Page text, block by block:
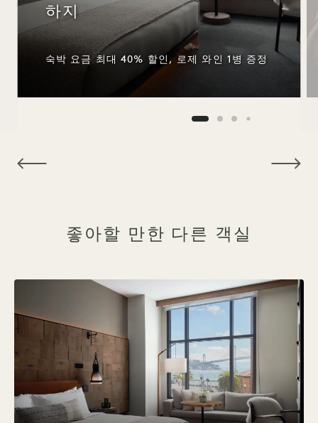
하지
숙박 요금 최대 40% 할인, 로제 와인 1병 증정
좋아할 만한 다른 객실